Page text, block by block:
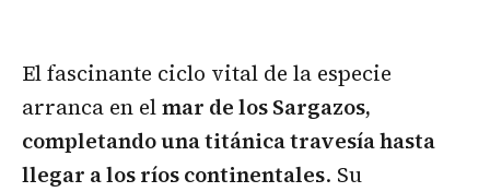
El fascinante ciclo vital de la especie
arranca en elmar de los Sargazos,
completando una titánica travesía hasta
llegar a los ríos continentales. Su